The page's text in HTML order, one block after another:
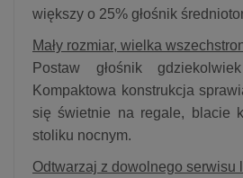
większy o 25% głośnik
Mały rozmiar, wielka
Postaw głośnik
Kompaktowa konstrukcja
się świetnie na regale, blacie
stoliku nocnym.
Odtwarzaj z dowolnego serwisu